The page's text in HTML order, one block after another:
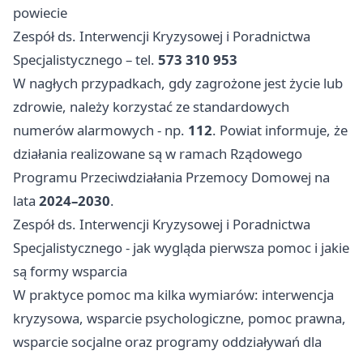
powiecie
Zespół ds. Interwencji Kryzysowej i Poradnictwa
Specjalistycznego – tel. 573 310 953
W nagłych przypadkach, gdy zagrożone jest życie lub
zdrowie, należy korzystać ze standardowych
numerów alarmowych - np. 112. Powiat informuje, że
działania realizowane są w ramach Rządowego
Programu Przeciwdziałania Przemocy Domowej na
lata 2024–2030.
Zespół ds. Interwencji Kryzysowej i Poradnictwa
Specjalistycznego - jak wygląda pierwsza pomoc i jakie
są formy wsparcia
W praktyce pomoc ma kilka wymiarów: interwencja
kryzysowa, wsparcie psychologiczne, pomoc prawna,
wsparcie socjalne oraz programy oddziaływań dla